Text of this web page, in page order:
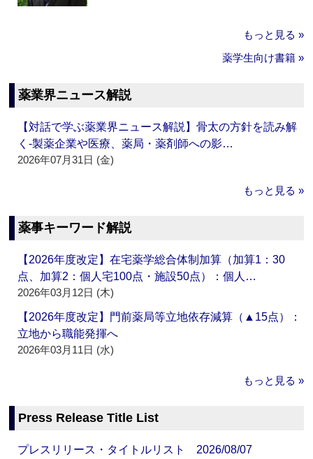
もっと見る »
薬学生向け書籍 »
薬業界ニュース解説
【対話で学ぶ薬業界ニュース解説】骨太の方針を読み解
く‐製薬企業や医療、薬局・薬剤師への影…
2026年07月31日 (金)
もっと見る »
薬事キーワード解説
【2026年度改定】在宅薬学総合体制加算（加算1：30
点、加算2：個人宅100点・施設50点）：個人…
2026年03月12日 (木)
【2026年度改定】門前薬局等立地依存減算（▲15点）：
立地から職能発揮へ
2026年03月11日 (水)
もっと見る »
Press Release Title List
プレスリリース・タイトルリスト 2026/08/07